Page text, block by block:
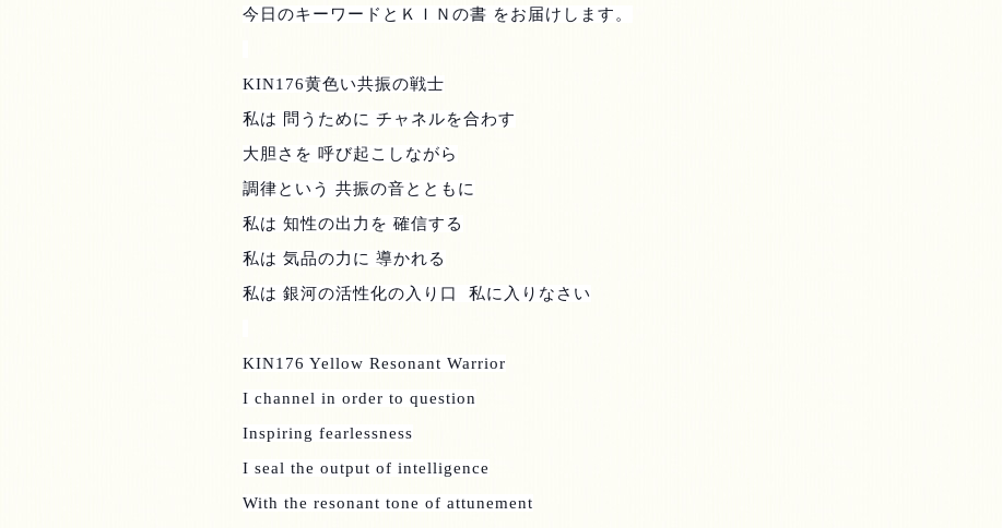
今日のキーワードとＫＩＮの書 をお届けします。
KIN176黄色い共振の戦士
私は 問うために チャネルを合わす
大胆さを 呼び起こしながら
調律という 共振の音とともに
私は 知性の出力を 確信する
私は 気品の力に 導かれる
私は 銀河の活性化の入り口
私に入りなさい
KIN176 Yellow Resonant Warrior
I channel in order to question
Inspiring fearlessness
I seal the output of intelligence
With the resonant tone of attunement